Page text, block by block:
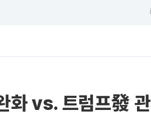
화 vs. 트럼프發